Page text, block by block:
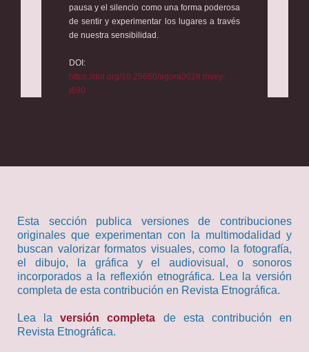
pausa y el silencio como una forma poderosa
de sentir y experimentar los lugares a través
de nuestra sensibilidad.
DOI:
https://doi.org/10.25660/agora0028.mvey-
j690
Esta sección publica versiones de contribuciones
originales que experimentan con la multimodalidad y
buscan valorizar formatos visuales, como la fotografía,
el dibujo, la gráfica y el audiovisual, o sonoros
incorporados a la reflexión etnográfica. Lea la versión
completa de esta contribución en Revista Etnográfica.
Lea laversión completa de esta contribución en
Revista Etnográfica.